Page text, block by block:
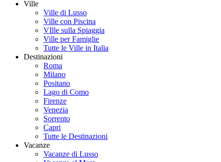
Ville
Ville di Lusso
Ville con Piscina
VIlle sulla Spiaggia
Ville per Famiglie
Tutte le Ville in Italia
Destinazioni
Roma
Milano
Positano
Lago di Como
Firenze
Venezia
Sorrento
Capri
Tutte le Destinazioni
Vacanze
Vacanze di Lusso